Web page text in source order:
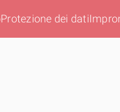
Protezione dei dati